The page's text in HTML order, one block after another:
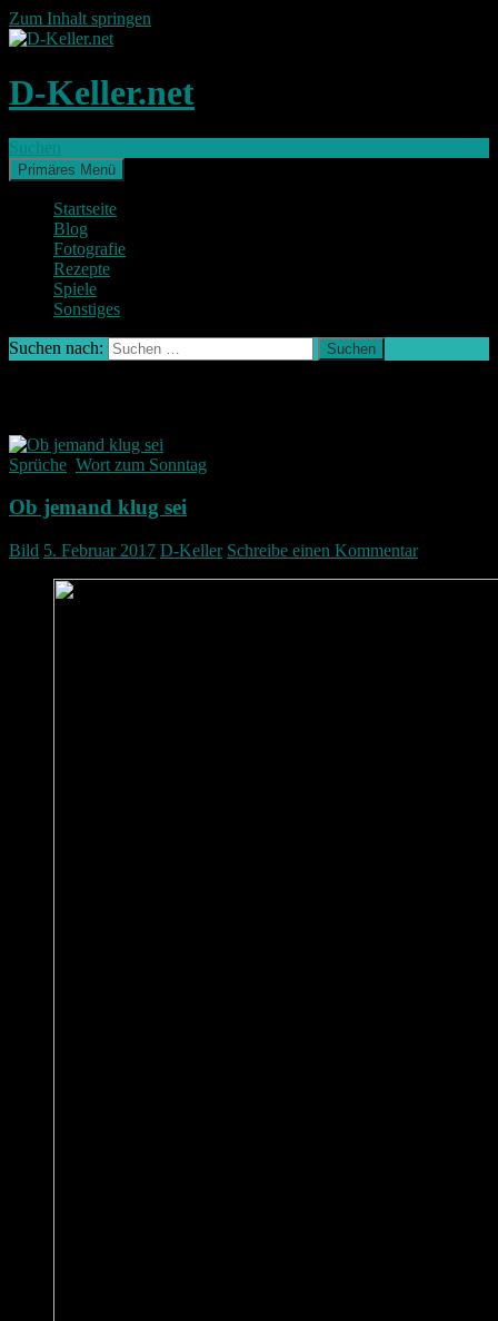
Zum Inhalt springen
D-Keller.net
Primäres Menü
Startseite
Blog
Fotografie
Rezepte
Spiele
Sonstiges
Suchen nach:
Sprüche Wort zum Sonntag
Ob jemand klug sei
Bild 5. Februar 2017 D-Keller Schreibe einen Kommentar